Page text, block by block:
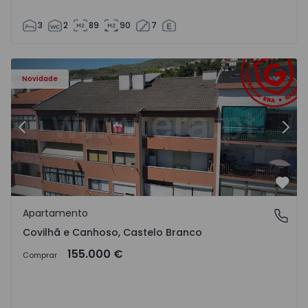
3 2 89 90 7
Novidade
- 18
Apartamento T2 Covilhã, Covilhã e Canhoso - 1497806 -
Anterior
Covilhã e Canhoso, Castelo Branco
Apartamento
Covilhã e Canhoso, Castelo Branco
Comprar 155.000 €